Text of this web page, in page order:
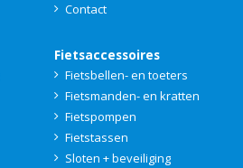
Contact
Fietsaccessoires
Fietsbellen- en toeters
Fietsmanden- en kratten
Fietspompen
Fietstassen
Sloten + beveiliging